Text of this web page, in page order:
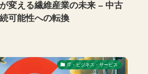
変える繊維産業の未来 – 中古
可能性への転換
IT・ビジネス・サービス